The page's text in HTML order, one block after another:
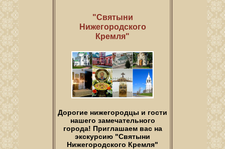
"Святыни
Нижегородского
Кремля"
Дорогие нижегородцы и гости
нашего замечательного
города! Приглашаем вас на
экскурсию "Святыни
Нижегородского Кремля"